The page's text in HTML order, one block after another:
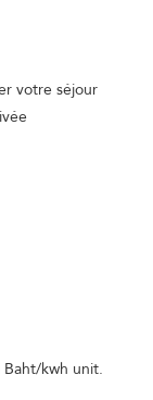
votre séjour
Baht/kwh unit.